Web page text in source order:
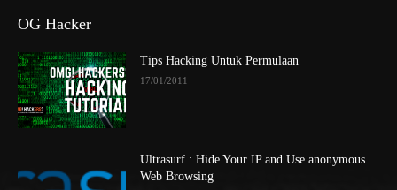
OG Hacker
Tips Hacking Untuk Permulaan
17/01/2011
Ultrasurf : Hide Your IP and Use anonymous
Web Browsing